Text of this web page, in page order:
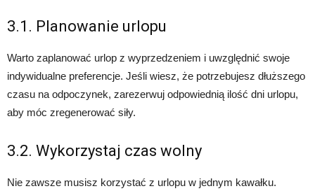
3.1. Planowanie urlopu
Warto zaplanować urlop z wyprzedzeniem i uwzględnić swoje
indywidualne preferencje. Jeśli wiesz, że potrzebujesz dłuższego
czasu na odpoczynek, zarezerwuj odpowiednią ilość dni urlopu,
aby móc zregenerować siły.
3.2. Wykorzystaj czas wolny
Nie zawsze musisz korzystać z urlopu w jednym kawałku.